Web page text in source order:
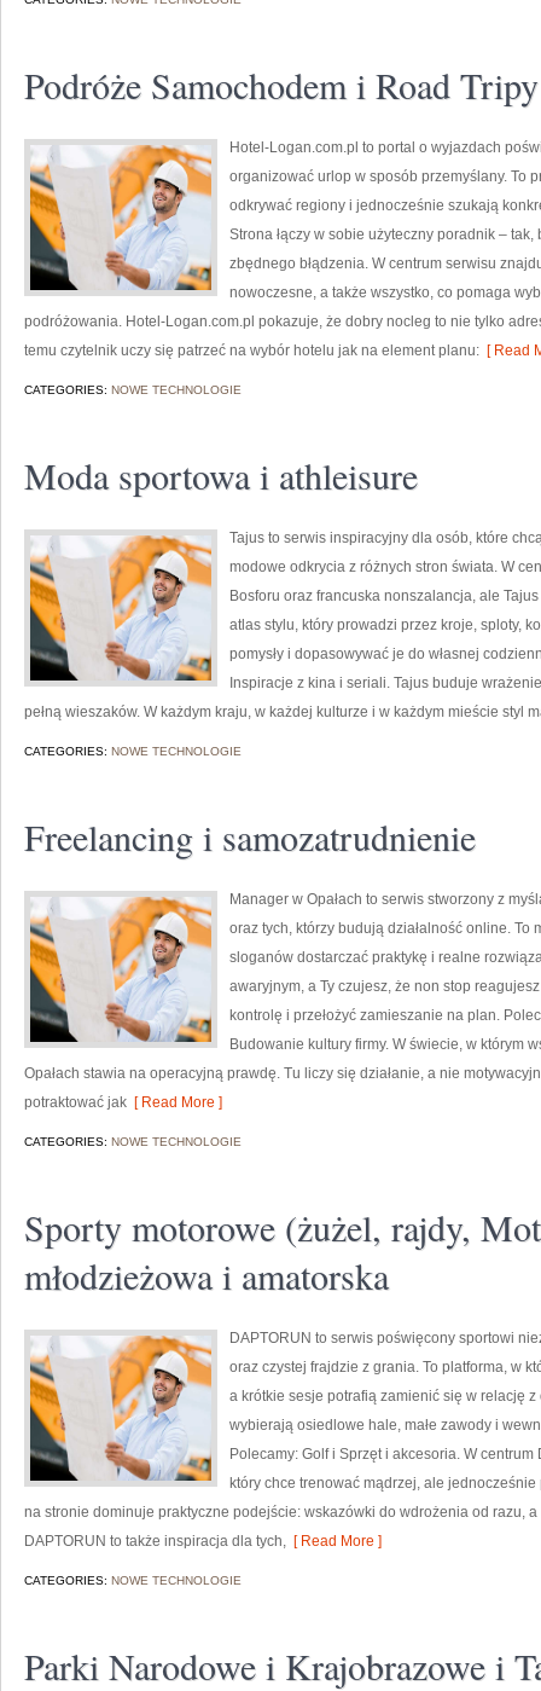
Podróże Samochodem i Road Tripy
Hotel-Logan.com.pl to portal o wyjazdach
organizować urlop w sposób przemyślany. To
odkrywać regiony i jednocześnie szukają
Strona łączy w sobie użyteczny poradnik –
zbędnego błądzenia. W centrum serwisu
nowoczesne, a także wszystko, co pomaga
podróżowania. Hotel-Logan.com.pl pokazuje, że dobry nocleg to nie tylko
temu czytelnik uczy się patrzeć na wybór hotelu jak na element planu: [ Read
CATEGORIES: NOWE TECHNOLOGIE
Moda sportowa i athleisure
Tajus to serwis inspiracyjny dla osób, które
modowe odkrycia z różnych stron świata. W
Bosforu oraz francuska nonszalancja, ale
atlas stylu, który prowadzi przez kroje, sploty,
pomysły i dopasowywać je do własnej
Inspiracje z kina i seriali. Tajus buduje
pełną wieszaków. W każdym kraju, w każdej kulturze i w każdym mieście styl
CATEGORIES: NOWE TECHNOLOGIE
Freelancing i samozatrudnienie
Manager w Opałach to serwis stworzony z
oraz tych, którzy budują działalność online. To
sloganów dostarczać praktykę i realne
awaryjnym, a Ty czujesz, że non stop
kontrolę i przełożyć zamieszanie na plan.
Budowanie kultury firmy. W świecie, w którym
Opałach stawia na operacyjną prawdę. Tu liczy się działanie, a nie
potraktować jak [ Read More ]
CATEGORIES: NOWE TECHNOLOGIE
Sporty motorowe (żużel, rajdy,
młodzieżowa i amatorska
DAPTORUN to serwis poświęcony sportowi
oraz czystej frajdzie z grania. To platforma, w
a krótkie sesje potrafią zamienić się w relację
wybierają osiedlowe hale, małe zawody i
Polecamy: Golf i Sprzęt i akcesoria. W
który chce trenować mądrzej, ale
na stronie dominuje praktyczne podejście: wskazówki do wdrożenia od razu,
DAPTORUN to także inspiracja dla tych, [ Read More ]
CATEGORIES: NOWE TECHNOLOGIE
Parki Narodowe i Krajobrazowe i